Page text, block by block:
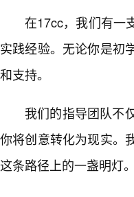
在17cc，我们有一
实践经验。无论你是初
和支持。
我们的指导团队不
你将创意转化为现实。
这条路径上的一盏明灯。